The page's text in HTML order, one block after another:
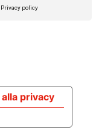
Privacy policy
privacy